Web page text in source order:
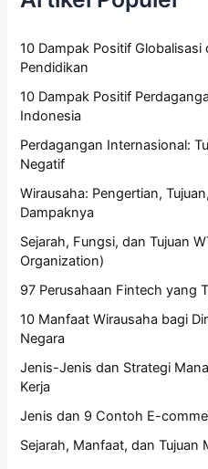
10 Dampak Positif
Pendidikan
10 Dampak Positif
Indonesia
Perdagangan Internasional:
Negatif
Wirausaha: Pengertian,
Dampaknya
Sejarah, Fungsi, dan Tujuan
Organization)
97 Perusahaan Fintech yang
10 Manfaat Wirausaha bagi
Negara
Jenis-Jenis dan Strategi
Kerja
Jenis dan 9 Contoh E-
Sejarah, Manfaat, dan Tujuan